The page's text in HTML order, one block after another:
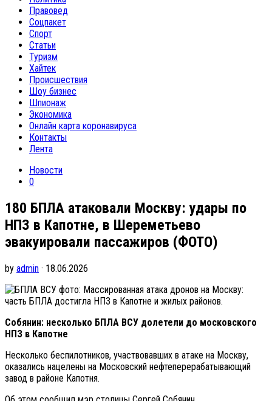
Правовед
Соцпакет
Спорт
Статьи
Туризм
Хайтек
Происшествия
Шоу бизнес
Шпионаж
Экономика
Онлайн карта коронавируса
Контакты
Лента
Новости
0
180 БПЛА атаковали Москву: удары по
НПЗ в Капотне, в Шереметьево
эвакуировали пассажиров (ФОТО)
by admin · 18.06.2026
фото: Массированная атака дронов на Москву:
часть БПЛА достигла НПЗ в Капотне и жилых районов.
Собянин: несколько БПЛА ВСУ долетели до московского
НПЗ в Капотне
Несколько беспилотников, участвовавших в атаке на Москву,
оказались нацелены на Московский нефтеперерабатывающий
завод в районе Капотня.